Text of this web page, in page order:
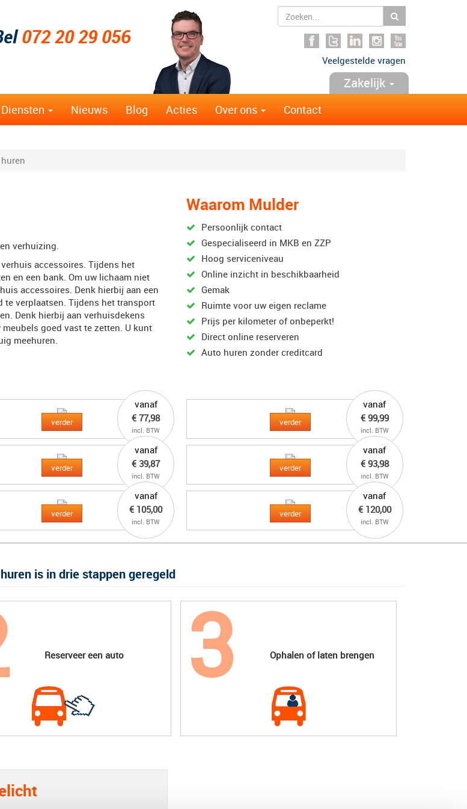
072 20 29 056
Veelgestelde vragen
Zakelijk
Diensten Nieuws Blog Acties Over ons Contact
verhuizing.
accessoires. Tijdens het
en een bank. Om uw lichaam niet
accessoires. Denk hierbij aan een
te verplaatsen. Tijdens het transport
Denk hierbij aan verhuisdekens
goed vast te zetten. U kunt
meehuren.
Waarom Mulder
Persoonlijk contact
Gespecialiseerd in MKB en ZZP
Hoog serviceniveau
Online inzicht in beschikbaarheid
Gemak
Ruimte voor uw eigen reclame
Prijs per kilometer of onbeperkt!
Direct online reserveren
Auto huren zonder creditcard
vanaf
€ 77,98
incl. BTW
verder
vanaf
€ 99,99
incl. BTW
verder
vanaf
€ 39,87
incl. BTW
verder
vanaf
€ 93,98
incl. BTW
verder
vanaf
€ 105,00
incl. BTW
verder
vanaf
€ 120,00
incl. BTW
verder
is in drie stappen geregeld
Reserveer een auto Ophalen of laten brengen